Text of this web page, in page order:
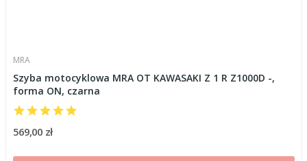
MRA
Szyba motocyklowa MRA OT KAWASAKI Z 1 R Z1000D -,
forma ON, czarna
569,00 zł